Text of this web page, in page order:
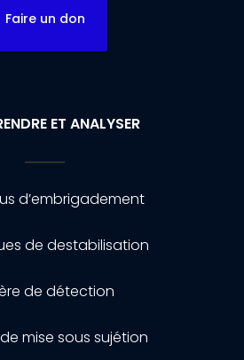
Faire un don
ET ANALYSER
d’embrigadement
de destabilisation
de détection
mise sous sujétion